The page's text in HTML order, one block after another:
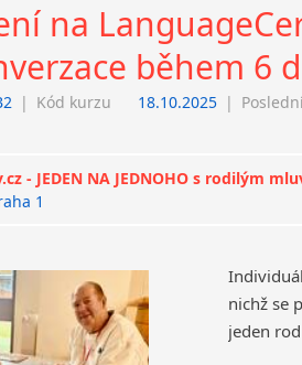
na
během 6
| Kód kurzu 18.10.2025 |
- JEDEN NA JEDNOHO s rodilým
1
nichž se